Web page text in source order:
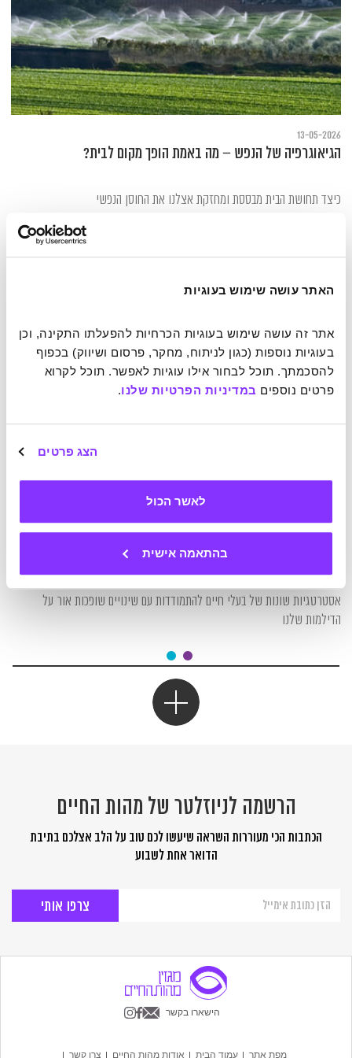
האתר עושה שימוש בעוגיות
פרטים נוספים במדיניות הפרטיות שלנו.
הצג פרטים
לאשר הכול
בהתאמה אישית
13-05-2026
הגיאוגרפיה של הנפש – מה באמת הופך מקום לבית?
כיצד תחושת הבית מבססת ומחזקת אצלנו את החוסן הנפשי
06-03-2017
להגר או להישאר – מה אפשר ללמוד מציפורים, מפרפרים ומעטלפים
שניצבים בפני שינוי?
אסטרטגיות שונות של בעלי חיים להתמודדות עם שינויים שופכות אור על
הדילמות שלנו
הרשמה לניוזלטר של מהות החיים
הכתבות הכי מעוררות השראה שיעשו לכם טוב על הלב אצלכם בתיבת
הדואר אחת לשבוע
לניוזלטר
החיים
הישארו בקשר
מפת אתר עמוד הבית אודות מהות החיים צרו קשר